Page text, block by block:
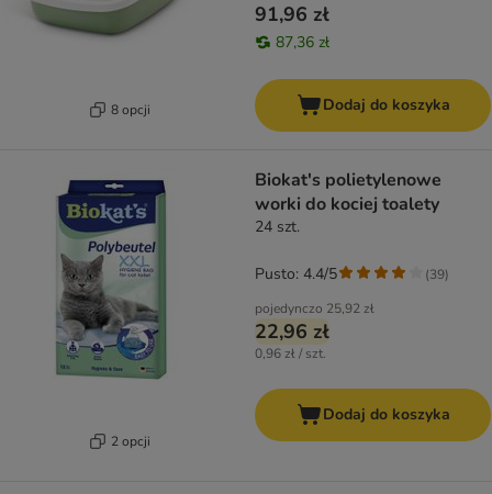
8 opcji
91,96 zł
87,36 zł
Dodaj do koszyka
2 opcji
Biokat's polietylenowe
worki do kociej toalety
24 szt.
pojedynczo 25,92 zł
22,96 zł
0,96 zł / szt.
Pusto: 4.4/5 (39)
Dodaj do koszyka